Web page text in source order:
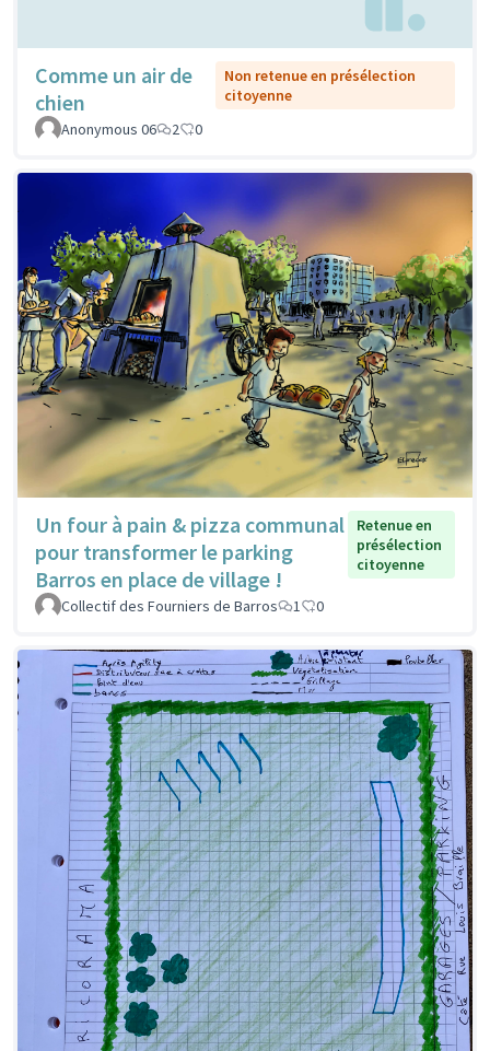
Comme un air de
chien
Non retenue en présélection
citoyenne
Anonymous 06
2 0
Un four à pain & pizza communal
pour transformer le parking
Barros en place de village !
Retenue en
présélection
citoyenne
Collectif des Fourniers de Barros 1 0